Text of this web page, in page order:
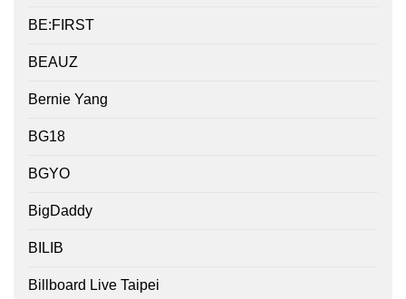
BE:FIRST
BEAUZ
Bernie Yang
BG18
BGYO
BigDaddy
BILIB
Billboard Live Taipei